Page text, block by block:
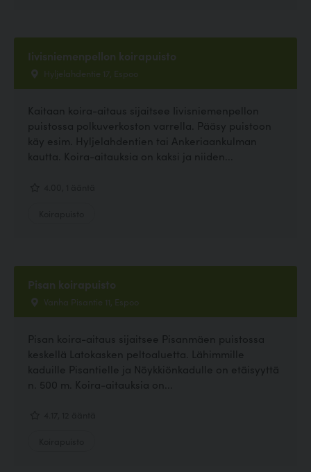
Iivisniemenpellon koirapuisto
Hyljelahdentie 17, Espoo
Kaitaan koira-aitaus sijaitsee Iivisniemenpellon
puistossa polkuverkoston varrella. Pääsy puistoon
käy esim. Hyljelahdentien tai Ankeriaankulman
kautta. Koira-aitauksia on kaksi ja niiden...
Pisan koirapuisto
Vanha Pisantie 11, Espoo
Pisan koira-aitaus sijaitsee Pisanmäen puistossa
keskellä Latokasken peltoaluetta. Lähimmille
kaduille Pisantielle ja Nöykkiönkadulle on etäisyyttä
n. 500 m. Koira-aitauksia on...